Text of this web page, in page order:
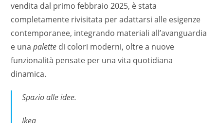
vendita dal primo febbraio 2025, è stata
completamente rivisitata per adattarsi alle esigenze
contemporanee, integrando materiali all’avanguardia
e unapalette di colori moderni, oltre a nuove
funzionalità pensate per una vita quotidiana
dinamica.
Spazio alle idee.
Ikea